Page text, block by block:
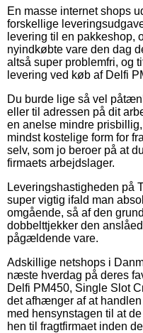
En masse internet shops
forskellige
levering til en pakkeshop,
nyindkøbte vare den dag
altså super problemfri, og
levering ved køb af Delfi
Du burde lige så vel
eller til adressen på dit
en anelse mindre
mindst kostelige form for
selv, som jo beroer på at
firmaets arbejdslager.
Leveringshastigheden på
super vigtig ifald man
omgående, så af den
dobbelttjekker den
pågældende vare.
Adskillige netshops i
næste hverdag på deres
Delfi PM450, Single Slot
det afhænger af at
med hensynstagen til at
hen til fragtfirmaet inden